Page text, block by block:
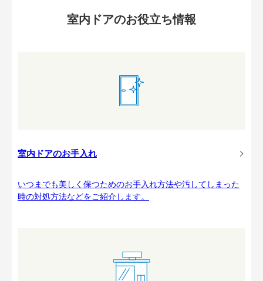
室内ドアのお役立ち情報
室内ドアのお手入れ
いつまでも美しく保つためのお手入れ方法や汚してしまった
時の対処方法などをご紹介します。